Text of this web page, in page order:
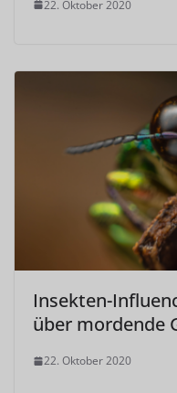
22. Oktober 2020
Insekten-
über mordende
22. Oktober 2020